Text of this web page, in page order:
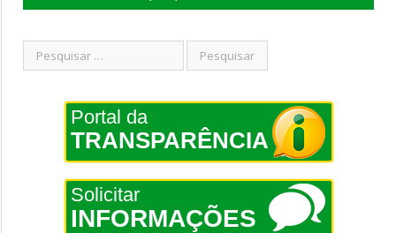
Portal da
TRANSPARÊNCIA
Solicitar
INFORMAÇÕES